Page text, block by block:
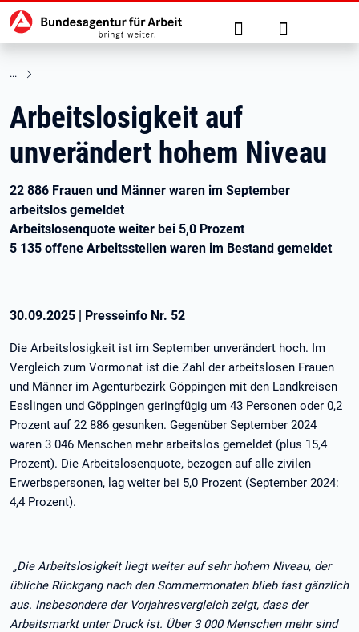
zu den Hauptinhalten springen
Hauptnavigation Suche Anmelden
Arbeitslosigkeit auf
unverändert hohem Niveau
22 886 Frauen und Männer waren im September
arbeitslos gemeldet
Arbeitslosenquote weiter bei 5,0 Prozent
5 135 offene Arbeitsstellen waren im Bestand gemeldet
30.09.2025 | Presseinfo Nr. 52
Die Arbeitslosigkeit ist im September unverändert hoch. Im
Vergleich zum Vormonat ist die Zahl der arbeitslosen Frauen
und Männer im Agenturbezirk Göppingen mit den Landkreisen
Esslingen und Göppingen geringfügig um 43 Personen oder 0,2
Prozent auf 22 886 gesunken. Gegenüber September 2024
waren 3 046 Menschen mehr arbeitslos gemeldet (plus 15,4
Prozent). Die Arbeitslosenquote, bezogen auf alle zivilen
Erwerbspersonen, lag weiter bei 5,0 Prozent (September 2024:
4,4 Prozent).
„Die Arbeitslosigkeit liegt weiter auf sehr hohem Niveau, der
übliche Rückgang nach den Sommermonaten blieb fast gänzlich
aus. Insbesondere der Vorjahresvergleich zeigt, dass der
Arbeitsmarkt unter Druck ist. Über 3 000 Menschen mehr sind